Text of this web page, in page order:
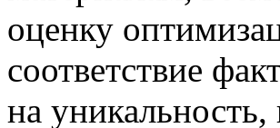
оценку
соответствие
на